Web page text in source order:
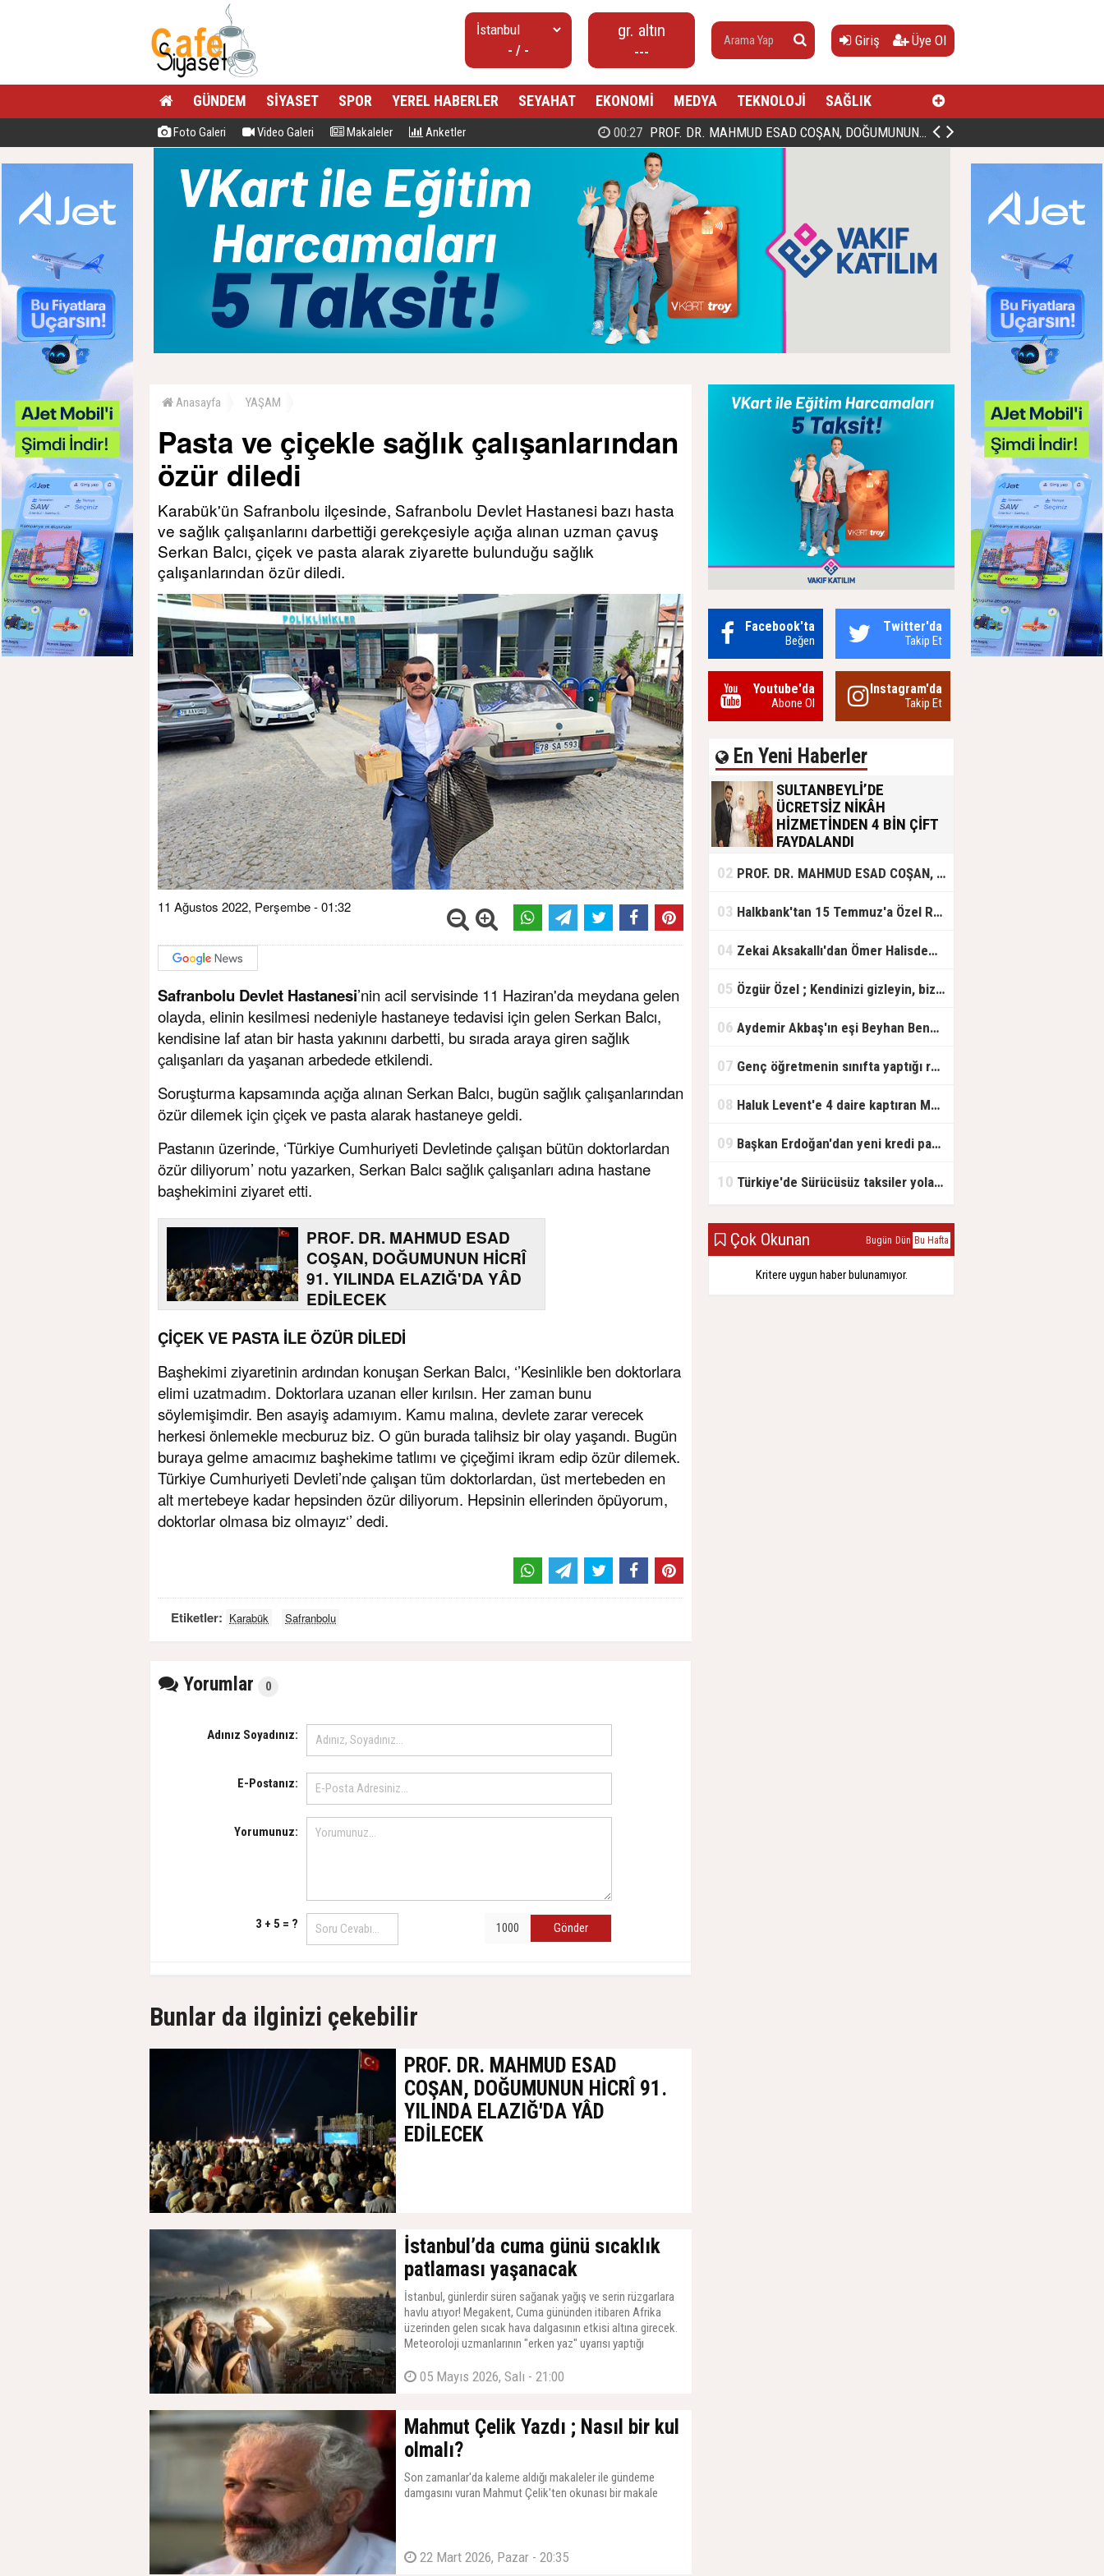
- / -
gr. altın
---
Giriş Üye Ol
GÜNDEM SİYASET SPOR YEREL HABERLER SEYAHAT EKONOMİ MEDYA TEKNOLOJİ SAĞLIK
Foto Galeri Video Galeri Makaleler Anketler 00:27 PROF. DR. MAHMUD ESAD COŞAN, DOĞUMUNUN HİCRÎ 91. YILINDA ELAZIĞ'DA YÂD EDİLECEK
Anasayfa YAŞAM
Pasta ve çiçekle sağlık çalışanlarından
özür diledi
Karabük'ün Safranbolu ilçesinde, Safranbolu Devlet Hastanesi bazı hasta
ve sağlık çalışanlarını darbettiği gerekçesiyle açığa alınan uzman çavuş
Serkan Balcı, çiçek ve pasta alarak ziyarette bulunduğu sağlık
çalışanlarından özür diledi.
11 Ağustos 2022, Perşembe - 01:32
Safranbolu Devlet Hastanesi’nin acil servisinde 11 Haziran'da meydana gelen
olayda, elinin kesilmesi nedeniyle hastaneye tedavisi için gelen Serkan Balcı,
kendisine laf atan bir hasta yakınını darbetti, bu sırada araya giren sağlık
çalışanları da yaşanan arbedede etkilendi.
Soruşturma kapsamında açığa alınan Serkan Balcı, bugün sağlık çalışanlarından
özür dilemek için çiçek ve pasta alarak hastaneye geldi.
Pastanın üzerinde, ‘Türkiye Cumhuriyeti Devletinde çalışan bütün doktorlardan
özür diliyorum’ notu yazarken, Serkan Balcı sağlık çalışanları adına hastane
başhekimini ziyaret etti.
PROF. DR. MAHMUD ESAD
COŞAN, DOĞUMUNUN HİCRÎ
91. YILINDA ELAZIĞ'DA YÂD
EDİLECEK
ÇİÇEK VE PASTA İLE ÖZÜR DİLEDİ
Başhekimi ziyaretinin ardından konuşan Serkan Balcı, ‘’Kesinlikle ben doktorlara
elimi uzatmadım. Doktorlara uzanan eller kırılsın. Her zaman bunu
söylemişimdir. Ben asayiş adamıyım. Kamu malına, devlete zarar verecek
herkesi önlemekle mecburuz biz. O gün burada talihsiz bir olay yaşandı. Bugün
buraya gelme amacımız başhekime tatlımı ve çiçeğimi ikram edip özür dilemek.
Türkiye Cumhuriyeti Devleti’nde çalışan tüm doktorlardan, üst mertebeden en
alt mertebeye kadar hepsinden özür diliyorum. Hepsinin ellerinden öpüyorum,
doktorlar olmasa biz olmayız‘’ dedi.
Etiketler: Karabük Safranbolu
Yorumlar 0
Adınız Soyadınız:
E-Postanız:
Yorumunuz:
3 + 5 = ? Gönder
Bunlar da ilginizi çekebilir
PROF. DR. MAHMUD ESAD
COŞAN, DOĞUMUNUN HİCRÎ 91.
YILINDA ELAZIĞ'DA YÂD
EDİLECEK
27 Temmuz 2026, Pazartesi - 00:27
İstanbul’da cuma günü sıcaklık
patlaması yaşanacak
İstanbul, günlerdir süren sağanak yağış ve serin rüzgarlara
havlu atıyor! Megakent, Cuma gününden itibaren Afrika
üzerinden gelen sıcak hava dalgasının etkisi altına girecek.
Meteoroloji uzmanlarının "erken yaz" uyarısı yaptığı
bekleniyor.
05 Mayıs 2026, Salı - 21:00
Mahmut Çelik Yazdı ; Nasıl bir kul
olmalı?
Son zamanlar'da kaleme aldığı makaleler ile gündeme
damgasını vuran Mahmut Çelik'ten okunası bir makale
22 Mart 2026, Pazar - 20:35
Facebook'ta
Beğen
Twitter'da
Takip Et
Youtube'da
Abone Ol
Instagram'da
Takip Et
En Yeni Haberler
SULTANBEYLİ’DE
ÜCRETSİZ NİKÂH
HİZMETİNDEN 4 BİN ÇİFT
FAYDALANDI
olan gençlere destek amacıyla
başlattığı ücretsiz nikâh hizmetini
başlattıklarını belirten Sultanbeyli
ücretsiz hizmet vermenin
02 PROF. DR. MAHMUD ESAD COŞAN, DOĞUMUNUN HİCRÎ 91. YILINDA ELAZIĞ'DA YÂD EDİLECEK
03 Halkbank'tan 15 Temmuz'a Özel Reklam Filmi: "İrade Bizim, Zafer Bizim"
04 Zekai Aksakallı'dan Ömer Halisdemir'e 'vefa' ziyareti!
05 Özgür Özel ; Kendinizi gizleyin, bizden işaret bekleyin
06 Aydemir Akbaş'ın eşi Beyhan Benek Akbaş hayatını kaybetti
07 Genç öğretmenin sınıfta yaptığı rezil paylaşım
08 Haluk Levent'e 4 daire kaptıran Müteahhit soluğu savcılıkta aldı
09 Başkan Erdoğan'dan yeni kredi paketi müjdesi: 6 ay geri ödemesiz, 36 ay vadeli
10 Türkiye'de Sürücüsüz taksiler yola çıkmaya hazırlanıyor
Çok Okunan Bugün Dün Bu Hafta
Kritere uygun haber bulunamıyor.